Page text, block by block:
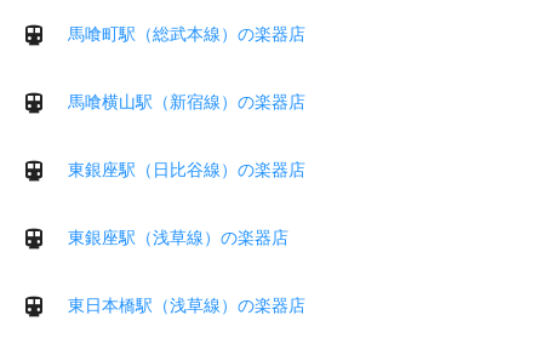
馬喰町駅（総武本線）の楽器店
馬喰横山駅（新宿線）の楽器店
東銀座駅（日比谷線）の楽器店
東銀座駅（浅草線）の楽器店
東日本橋駅（浅草線）の楽器店